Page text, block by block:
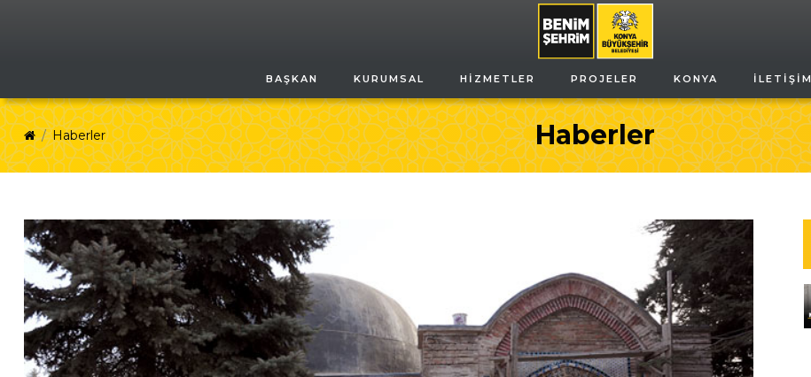
BAŞKAN KURUMSAL HIZMETLER PROJELER KONYA İLETIŞIM
Haberler
Haberler